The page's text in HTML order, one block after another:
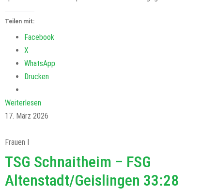
Teilen mit:
Facebook
X
WhatsApp
Drucken
Weiterlesen
17. März 2026
Frauen I
TSG Schnaitheim – FSG
Altenstadt/Geislingen 33:28